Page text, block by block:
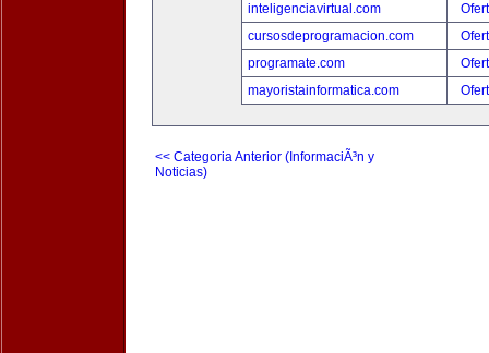
inteligenciavirtual.com
cursosdeprogramacion.com
programate.com
mayoristainformatica.com
<< Categoria Anterior (InformaciÃ³n y
Noticias)